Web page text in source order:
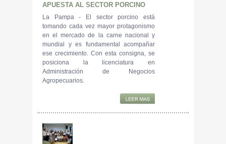
APUESTA AL SECTOR PORCINO
La Pampa - El sector porcino está
tomando cada vez mayor protagonismo
en el mercado de la carne nacional y
mundial y es fundamental acompañar
ese crecimiento. Con esta consigna, se
posiciona la licenciatura en
Administración de Negocios
Agropecuarios.